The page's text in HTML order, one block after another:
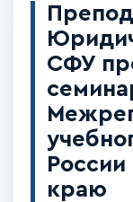
СФУ
краю